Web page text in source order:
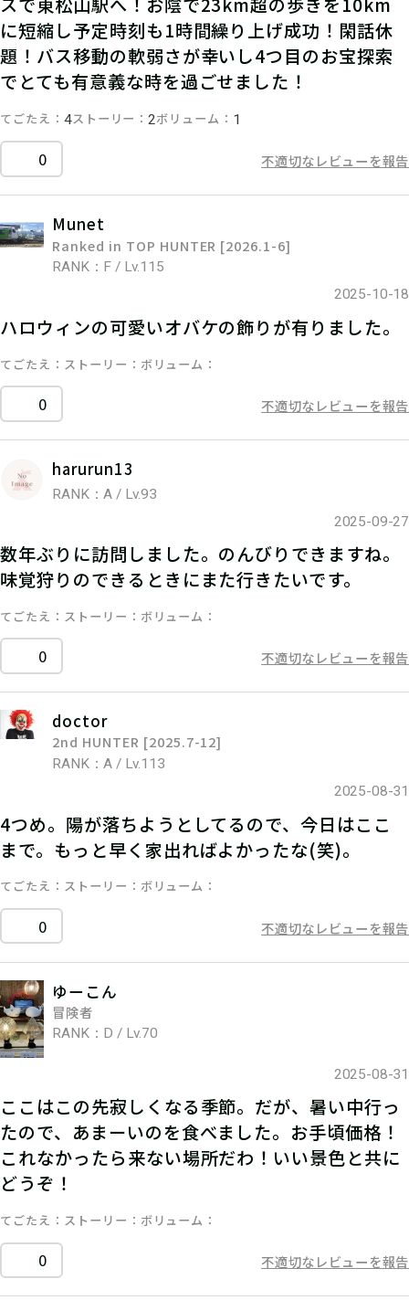
に短縮し予定時刻も1時間繰り上げ成功！閑話休
題！バス移動の軟弱さが幸いし4つ目のお宝探索
でとても有意義な時を過ごせました！
てごたえ 4ストーリー 2ボリューム 1
0 不適切なレビューを報告
Munet
Ranked in TOP HUNTER [2026.1-6]
RANK：F / Lv.115
2025-10-18
ハロウィンの可愛いオバケの飾りが有りました。
てごたえ ストーリー ボリューム
0 不適切なレビューを報告
harurun13
RANK：A / Lv.93
2025-09-27
数年ぶりに訪問しました。のんびりできますね。
味覚狩りのできるときにまた行きたいです。
てごたえ ストーリー ボリューム
0 不適切なレビューを報告
doctor
2nd HUNTER [2025.7-12]
RANK：A / Lv.113
2025-08-31
4つめ。陽が落ちようとしてるので、今日はここ
まで。もっと早く家出ればよかったな(笑)。
てごたえ ストーリー ボリューム
0 不適切なレビューを報告
ゆーこん
冒険者
RANK：D / Lv.70
2025-08-31
ここはこの先寂しくなる季節。だが、暑い中行っ
たので、あまーいのを食べました。お手頃価格！
これなかったら来ない場所だわ！いい景色と共に
どうぞ！
てごたえ ストーリー ボリューム
0 不適切なレビューを報告